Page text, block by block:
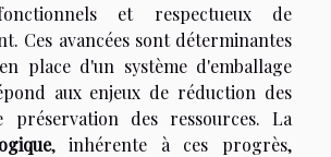
et respectueux de
Ces avancées sont déterminantes
place d'un système d'emballage
aux enjeux de réduction des
préservation des ressources. La
, inhérente à ces progrès,